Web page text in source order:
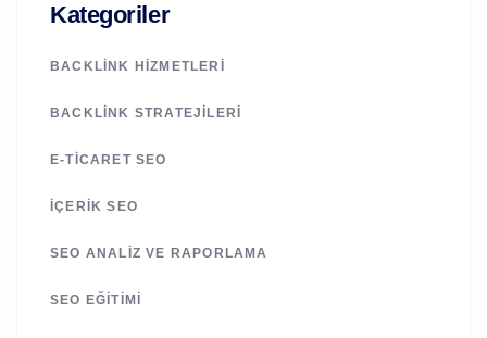
Kategoriler
BACKLINK HIZMETLERI
BACKLINK STRATEJILERI
E-TICARET SEO
İÇERIK SEO
SEO ANALIZ VE RAPORLAMA
SEO EĞITIMI